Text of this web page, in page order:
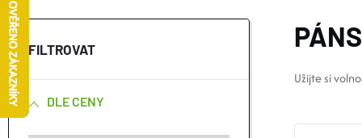
P
O
S
DLE CENY
Užijte si